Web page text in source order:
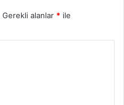
Gerekli alanlar * ile